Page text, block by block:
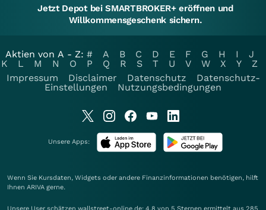
Jetzt Depot bei SMARTBROKER+ eröffnen und
Willkommensgeschenk sichern.
Aktien von A - Z: # A B C D E F G H I
J
K
L M N O P Q R S T U V W X Y
Z
Impressum
Disclaimer Datenschutz
Datenschutz-
Einstellungen
Nutzungsbedingungen
Unsere Apps:
Wenn Sie Kursdaten, Widgets oder andere Finanzinformationen benötigen, hilft
Ihnen ARIVA gerne.